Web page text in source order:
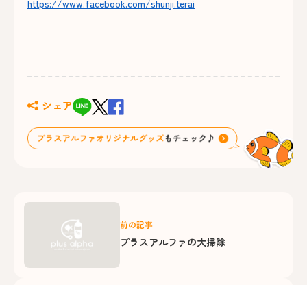
https://www.facebook.com/shunji.terai
シェア
前の記事
プラスアルファの大掃除